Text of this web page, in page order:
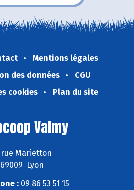
Mentions légales
des données
CGU
cookies
Plan du site
Valmy
rue Marietton
69009 Lyon
: 09 86 53 51 15